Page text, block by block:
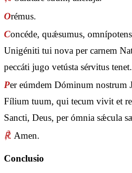
Orémus.
Concéde, quǽsumus,
Unigéniti tui nova per carnem
peccáti jugo vetústa sérvitus tenet.
Per eúmdem Dóminum nostrum
Fílium tuum, qui tecum vivit et
Sancti, Deus, per ómnia sǽcula
℟. Amen.
Conclusio